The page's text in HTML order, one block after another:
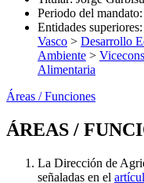
Periodo del mandato:
Entidades superiores:
Vasco > Desarrollo
Ambiente >
Alimentaria
Áreas / Funciones
ÁREAS /
La Dirección de
señaladas en el